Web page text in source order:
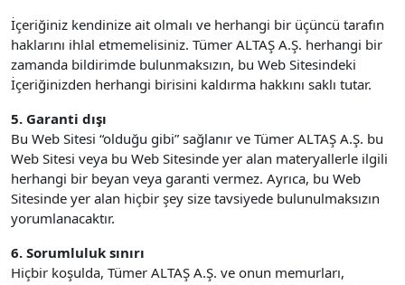
İçeriğiniz kendinize ait olmalı ve herhangi bir üçüncü tarafın
haklarını ihlal etmemelisiniz. Tümer ALTAŞ A.Ş. herhangi bir
zamanda bildirimde bulunmaksızın, bu Web Sitesindeki
İçeriğinizden herhangi birisini kaldırma hakkını saklı tutar.
5. Garanti dışı
Bu Web Sitesi “olduğu gibi” sağlanır ve Tümer ALTAŞ A.Ş. bu
Web Sitesi veya bu Web Sitesinde yer alan materyallerle ilgili
herhangi bir beyan veya garanti vermez. Ayrıca, bu Web
Sitesinde yer alan hiçbir şey size tavsiyede bulunulmaksızın
yorumlanacaktır.
6. Sorumluluk sınırı
Hiçbir koşulda, Tümer ALTAŞ A.Ş. ve onun memurları,